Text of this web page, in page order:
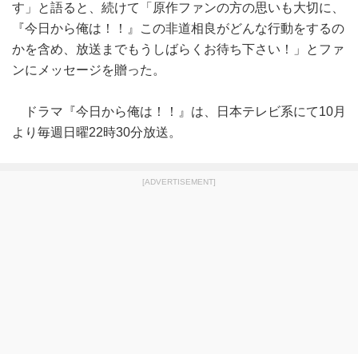
す」と語ると、続けて「原作ファンの方の思いも大切に、
『今日から俺は！！』この非道相良がどんな行動をするの
かを含め、放送までもうしばらくお待ち下さい！」とファ
ンにメッセージを贈った。
ドラマ『今日から俺は！！』は、日本テレビ系にて10月
より毎週日曜22時30分放送。
[ADVERTISEMENT]